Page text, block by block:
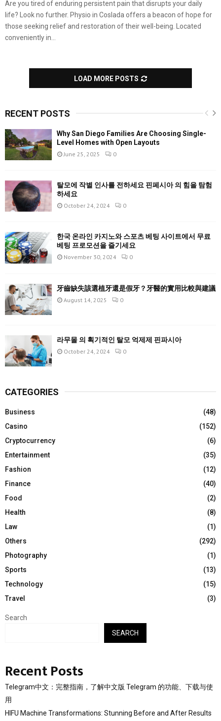
Are you tired of enduring persistent pain that disrupts your daily
life? Look no further. Physio in Coslada offers a beacon of hope for
those seeking relief and restoration of their well-being. Located
conveniently in...
LOAD MORE POSTS
RECENT POSTS
Why San Diego Families Are Choosing Single-
Level Homes with Open Layouts
June 25, 2025 0
탈모에 작별 인사를 전하세요 핀페시아 의 힘을 탐험
하세요
October 24, 2024 0
한국 온라인 카지노와 스포츠 베팅 사이트에서 무료
베팅 프로모션을 즐기세요
November 30, 2024 0
牙齒缺失該選植牙還是假牙？牙醫的實用比較與建議
August 14, 2025 0
라무몰 의 획기적인 탈모 억제제 핀파시아
October 24, 2024 0
CATEGORIES
Business
(48)
Casino
(152)
Cryptocurrency
(6)
Entertainment
(35)
Fashion
(12)
Finance
(40)
Food
(2)
Health
(8)
Law
(1)
Others
(292)
Photography
(1)
Sports
(13)
Technology
(15)
Travel
(3)
Search
SEARCH
Recent Posts
Telegram中文：完整指南，了解中文版 Telegram 的功能、下载与使
用
HIFU Machine Transformations: Stunning Before and After Results